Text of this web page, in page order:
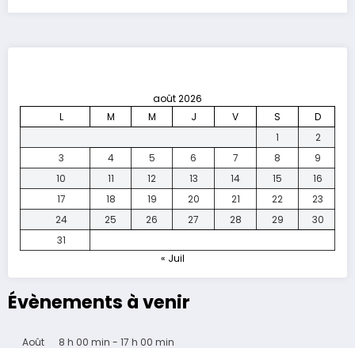
août 2026
L
M M J V S
D
1
2
3
4 5 6 7 8
9
10
11 12 13 14 15
16
17
18 19 20 21 22
23
24
25 26 27 28 29
30
31
« Juil
Évènements à venir
Août
8 h 00 min - 17 h 00 min